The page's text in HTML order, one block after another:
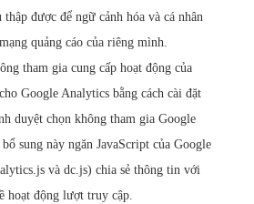
được để ngữ cảnh hóa và cá nhân
quảng cáo của riêng mình.
tham gia cung cấp hoạt động của
Google Analytics bằng cách cài đặt
duyệt chọn không tham gia Google
sung này ngăn JavaScript của Google
và dc.js) chia sẻ thông tin với
hoạt động lượt truy cập.